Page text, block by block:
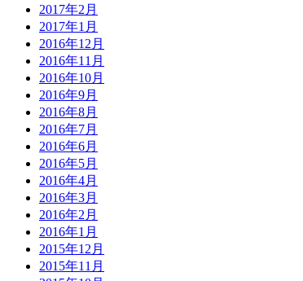
2017年2月
2017年1月
2016年12月
2016年11月
2016年10月
2016年9月
2016年8月
2016年7月
2016年6月
2016年5月
2016年4月
2016年3月
2016年2月
2016年1月
2015年12月
2015年11月